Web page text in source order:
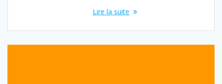
Lire la suite